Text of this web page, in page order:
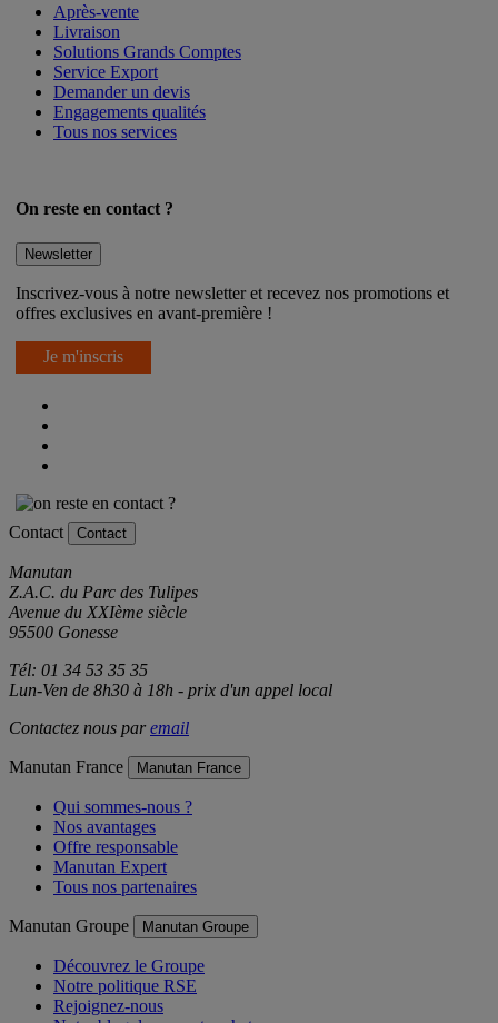
Après-vente
Livraison
Solutions Grands Comptes
Service Export
Demander un devis
Engagements qualités
Tous nos services
On reste en contact ?
Newsletter
Inscrivez-vous à notre newsletter et recevez nos promotions et
offres exclusives en avant-première !
Je m'inscris
Contact Contact
Manutan
Z.A.C. du Parc des Tulipes
Avenue du XXIème siècle
95500 Gonesse
Tél: 01 34 53 35 35
Lun-Ven de 8h30 à 18h - prix d'un appel local
Contactez nous paremail
Manutan France Manutan France
Qui sommes-nous ?
Nos avantages
Offre responsable
Manutan Expert
Tous nos partenaires
Manutan Groupe Manutan Groupe
Découvrez le Groupe
Notre politique RSE
Rejoignez-nous